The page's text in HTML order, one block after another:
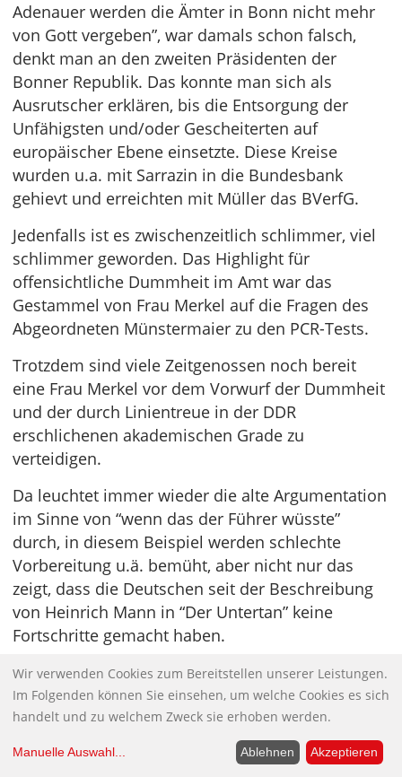
Adenauer werden die Ämter in Bonn nicht mehr
von Gott vergeben”, war damals schon falsch,
denkt man an den zweiten Präsidenten der
Bonner Republik. Das konnte man sich als
Ausrutscher erklären, bis die Entsorgung der
Unfähigsten und/oder Gescheiterten auf
europäischer Ebene einsetzte. Diese Kreise
wurden u.a. mit Sarrazin in die Bundesbank
gehievt und erreichten mit Müller das BVerfG.
Jedenfalls ist es zwischenzeitlich schlimmer, viel
schlimmer geworden. Das Highlight für
offensichtliche Dummheit im Amt war das
Gestammel von Frau Merkel auf die Fragen des
Abgeordneten Münstermaier zu den PCR-Tests.
Trotzdem sind viele Zeitgenossen noch bereit
eine Frau Merkel vor dem Vorwurf der Dummheit
und der durch Linientreue in der DDR
erschlichenen akademischen Grade zu
verteidigen.
Da leuchtet immer wieder die alte Argumentation
im Sinne von “wenn das der Führer wüsste”
durch, in diesem Beispiel werden schlechte
Vorbereitung u.ä. bemüht, aber nicht nur das
zeigt, dass die Deutschen seit der Beschreibung
von Heinrich Mann in “Der Untertan” keine
Fortschritte gemacht haben.
Sie buckeln eben nach oben und treten nach
unten. Dies haben sie ausgiebig in den 1000
Jahren zwischen 1933 und 1945 getan und seit
der Coronasache laufen sie zu genau derselben
Hochform im europäischen Vergleich auf, wie
Wir verwenden Cookies zum Bereitstellen unserer Leistungen.
Im Folgenden können Sie einsehen, um welche Cookies es sich
handelt und zu welchem Zweck sie erhoben werden.
Manuelle Auswahl... Ablehnen Akzeptieren